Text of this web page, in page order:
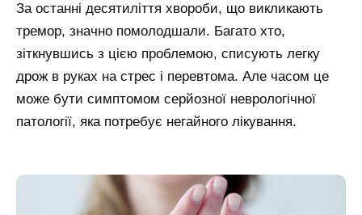
За останні десятиліття хвороби, що викликають
тремор, значно помолодшали. Багато хто,
зіткнувшись з цією проблемою, списують легку
дрож в руках на стрес і перевтома. Але часом це
може бути симптомом серйозної неврологічної
патології, яка потребує негайного лікування.